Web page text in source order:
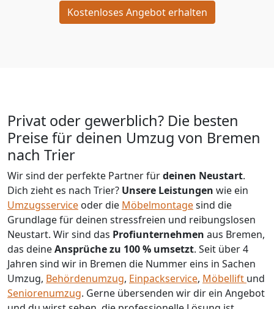
Kostenloses Angebot erhalten
Privat oder gewerblich? Die besten
Preise für deinen Umzug von Bremen
nach Trier
Wir sind der perfekte Partner fürdeinen Neustart.
Dich zieht es nach Trier? Unsere Leistungen wie ein
Umzugsservice oder die Möbelmontagesind die
Grundlage für deinen stressfreien und reibungslosen
Neustart. Wir sind das Profiunternehmen aus Bremen,
das deineAnsprüche zu 100 % umsetzt. Seit über 4
Jahren sind wir in Bremen die Nummer eins in Sachen
Umzug, Behördenumzug, Einpackservice, Möbellift und
Seniorenumzug. Gerne übersenden wir dir ein Angebot